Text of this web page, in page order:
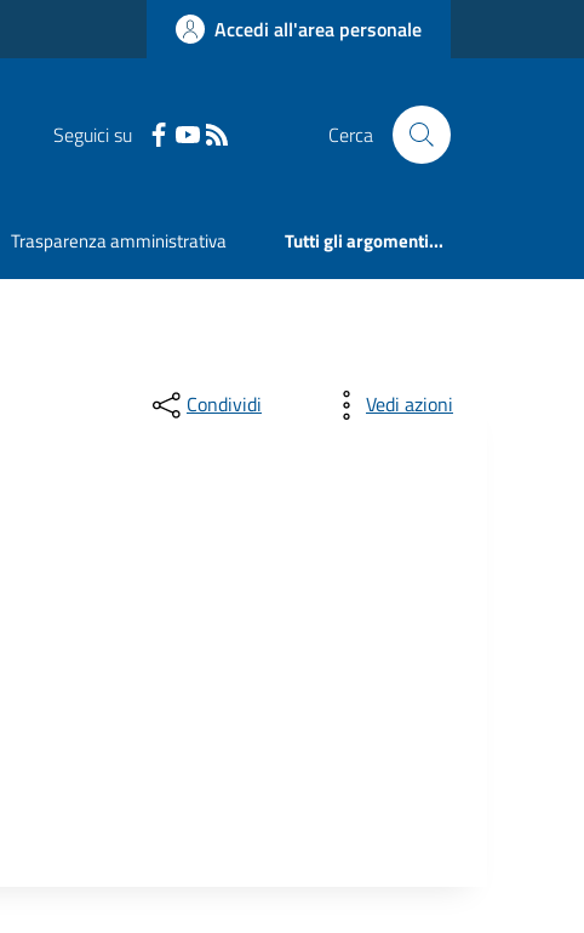
Accedi all'area personale
Seguici su Cerca
Trasparenza amministrativa Tutti gli argomenti...
Condividi Vedi azioni